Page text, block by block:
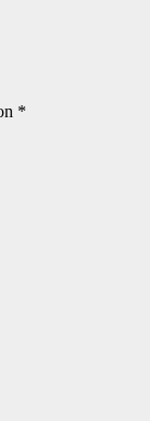
*